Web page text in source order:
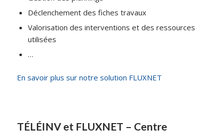
Déclenchement des fiches travaux
Valorisation des interventions et des ressources
utilisées
…
En savoir plus sur notre solution FLUXNET
TÉLÉINV et FLUXNET – Centre